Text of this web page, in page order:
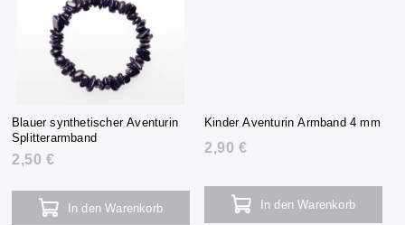
Blauer synthetischer Aventurin
Splitterarmband
2,50 €
In den Warenkorb
Kinder Aventurin Armband 4 mm
2,90 €
In den Warenkorb